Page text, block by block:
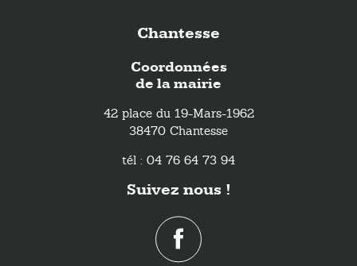
Chantesse
Coordonnées
de la mairie
42 place du 19-Mars-1962
38470 Chantesse
tél : 04 76 64 73 94
Suivez nous !